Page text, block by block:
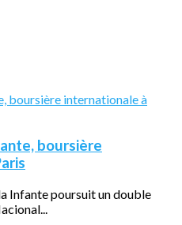
boursière
Infante poursuit un double